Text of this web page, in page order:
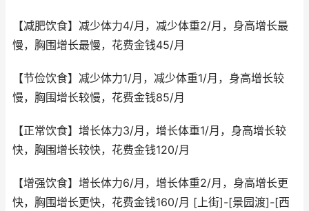
【减肥饮食】减少体力4/月，减少体重2/月，身高增长最
慢，胸围增长最慢，花费金钱45/月
【节俭饮食】减少体力1/月，减少体重1/月，身高增长较
慢，胸围增长较慢，花费金钱85/月
【正常饮食】增长体力3/月，增长体重1/月，身高增长较
快，胸围增长较快，花费金钱120/月
【增强饮食】增长体力6/月，增长体重2/月，身高增长更
快，胸围增长更快，花费金钱160/月 [上街]-[景园渡]-[西